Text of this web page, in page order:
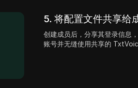
5. 将配置文件共享给
创建成员后，分享其登录信息
账号并无缝使用共享的